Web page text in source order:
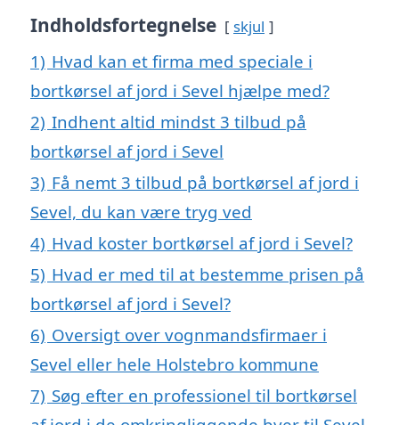
Indholdsfortegnelse skjul
1) Hvad kan et firma med speciale i
bortkørsel af jord i Sevel hjælpe med?
2) Indhent altid mindst 3 tilbud på
bortkørsel af jord i Sevel
3) Få nemt 3 tilbud på bortkørsel af jord i
Sevel, du kan være tryg ved
4) Hvad koster bortkørsel af jord i Sevel?
5) Hvad er med til at bestemme prisen på
bortkørsel af jord i Sevel?
6) Oversigt over vognmandsfirmaer i
Sevel eller hele Holstebro kommune
7) Søg efter en professionel til bortkørsel